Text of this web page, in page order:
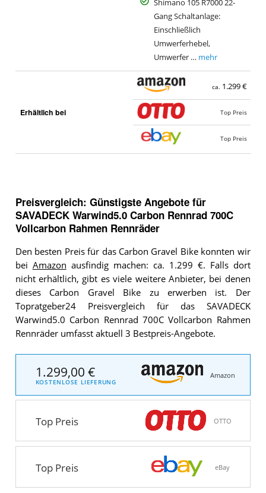
Shimano 105 R7000 22-
Gang Schaltanlage:
Einschließlich
Umwerferhebel,
Umwerfer … mehr
Erhältlich bei
ca. 1.299 €
Top Preis
Top Preis
Preisvergleich: Günstigste Angebote für
SAVADECK Warwind5.0 Carbon Rennrad 700C
Vollcarbon Rahmen Rennräder
Den besten Preis für das Carbon Gravel Bike konnten wir
bei Amazon ausfindig machen: ca. 1.299 €. Falls dort
nicht erhältlich, gibt es viele weitere Anbieter, bei denen
dieses Carbon Gravel Bike zu erwerben ist. Der
Topratgeber24 Preisvergleich für das SAVADECK
Warwind5.0 Carbon Rennrad 700C Vollcarbon Rahmen
Rennräder umfasst aktuell 3 Bestpreis-Angebote.
1.299,00 €
KOSTENLOSE LIEFERUNG
Amazon
Top Preis OTTO
Top Preis eBay